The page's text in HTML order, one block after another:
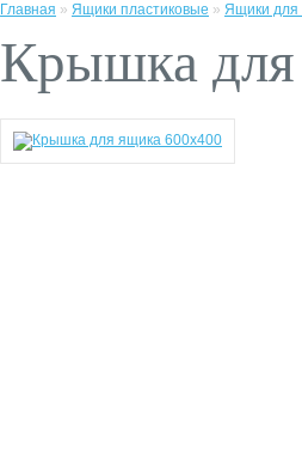
Главная » Ящики пластиковые » Ящики для
Крышка